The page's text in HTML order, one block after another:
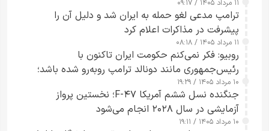
جاسوسی گفت
۱۱ مرداد ۱۴۰۵ / ۰۹:۱۷
ترامپ مدعی لغو حمله به ایران شد و دلیل آن را
پیشرفت در مذاکرات اعلام کرد
۱۱ مرداد ۱۴۰۵ / ۰۸:۱۸
روبیو: فکر نمی‌کنم حکومت ایران تاکنون با
رئیس‌جمهوری مانند دونالد ترامپ روبه‌رو شده باشد؛
کسی که واقعاً دست به اقدام می‌زند
۱۰ مرداد ۱۴۰۵ / ۱۹:۲۹
جنگنده نسل ششم آمریکا F-۴۷؛ نخستین پرواز
آزمایشی در سال ۲۰۲۸ انجام می‌شود
۱۰ مرداد ۱۴۰۵ / ۱۹:۱۱